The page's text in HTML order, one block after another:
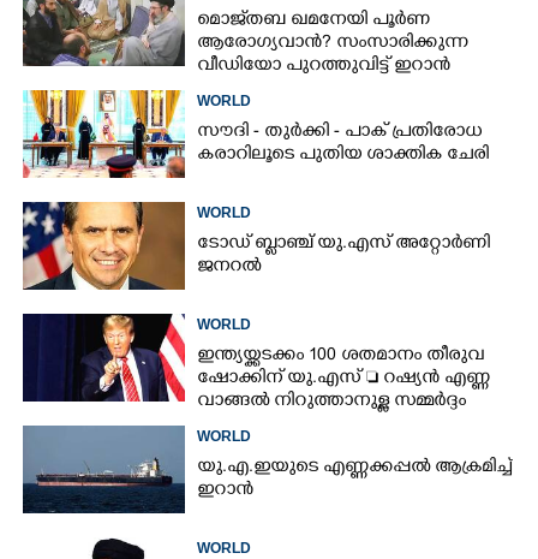
മൊജ്‌തബ ഖമനേയി പൂർണ
ആരോഗ്യവാൻ? സംസാരിക്കുന്ന
വീഡിയോ പുറത്തുവിട്ട് ഇറാൻ
വാർത്താ ഏജൻസി
WORLD
സൗദി - തുർക്കി - പാക് പ്രതിരോധ
കരാറിലൂടെ പുതിയ ശാക്തിക ചേരി
WORLD
ടോഡ് ബ്ലാഞ്ച് യു.എസ് അറ്റോർണി
ജനറൽ
WORLD
ഇന്ത്യയ്ക്കടക്കം 100 ശതമാനം തീരുവ
ഷോക്കിന് യു.എസ്  റഷ്യൻ എണ്ണ
വാങ്ങൽ നിറുത്താനുള്ള സമ്മർദ്ദം
WORLD
യു.എ.ഇയുടെ എണ്ണക്കപ്പൽ ആക്രമിച്ച്
ഇറാൻ
WORLD